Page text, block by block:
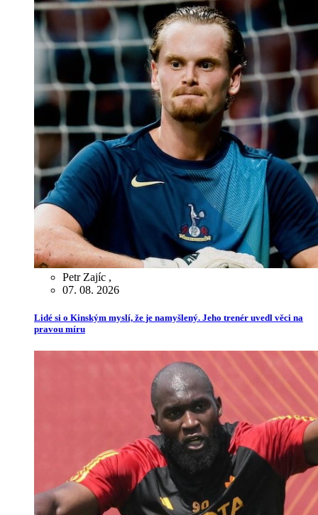
Petr Zajíc ,
07. 08. 2026
Lidé si o Kinským myslí, že je namyšlený. Jeho trenér uvedl věci na
pravou míru